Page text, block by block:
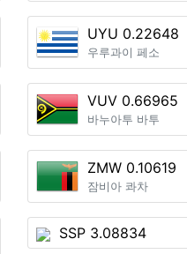
UYU 0.22648
우루과이 페소
VUV 0.66965
바누아투 바투
ZMW 0.10619
잠비아 콰차
SSP 3.08834